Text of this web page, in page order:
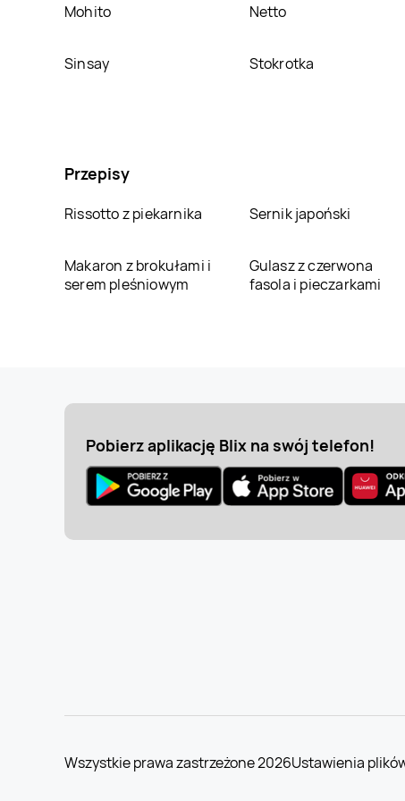
Mohito Netto
Sinsay Stokrotka
Przepisy
Rissotto z piekarnika Sernik japoński
Makaron z brokułami i
serem pleśniowym
Gulasz z czerwona
fasola i pieczarkami
Pobierz aplikację Blix na swój telefon!
Wszystkie prawa zastrzeżone 2026Ustawienia